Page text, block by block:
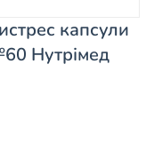
капсули
Нутрімед